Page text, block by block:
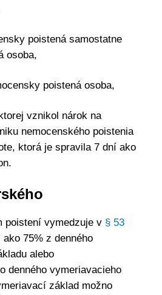
poistená samostatne
osoba,
poistená osoba,
vznikol nárok na
nemocenského poistenia
ktorá je spravila 7 dní ako
poistení vymedzuje v § 53
75% z denného
alebo
denného vymeriavacieho
základ možno